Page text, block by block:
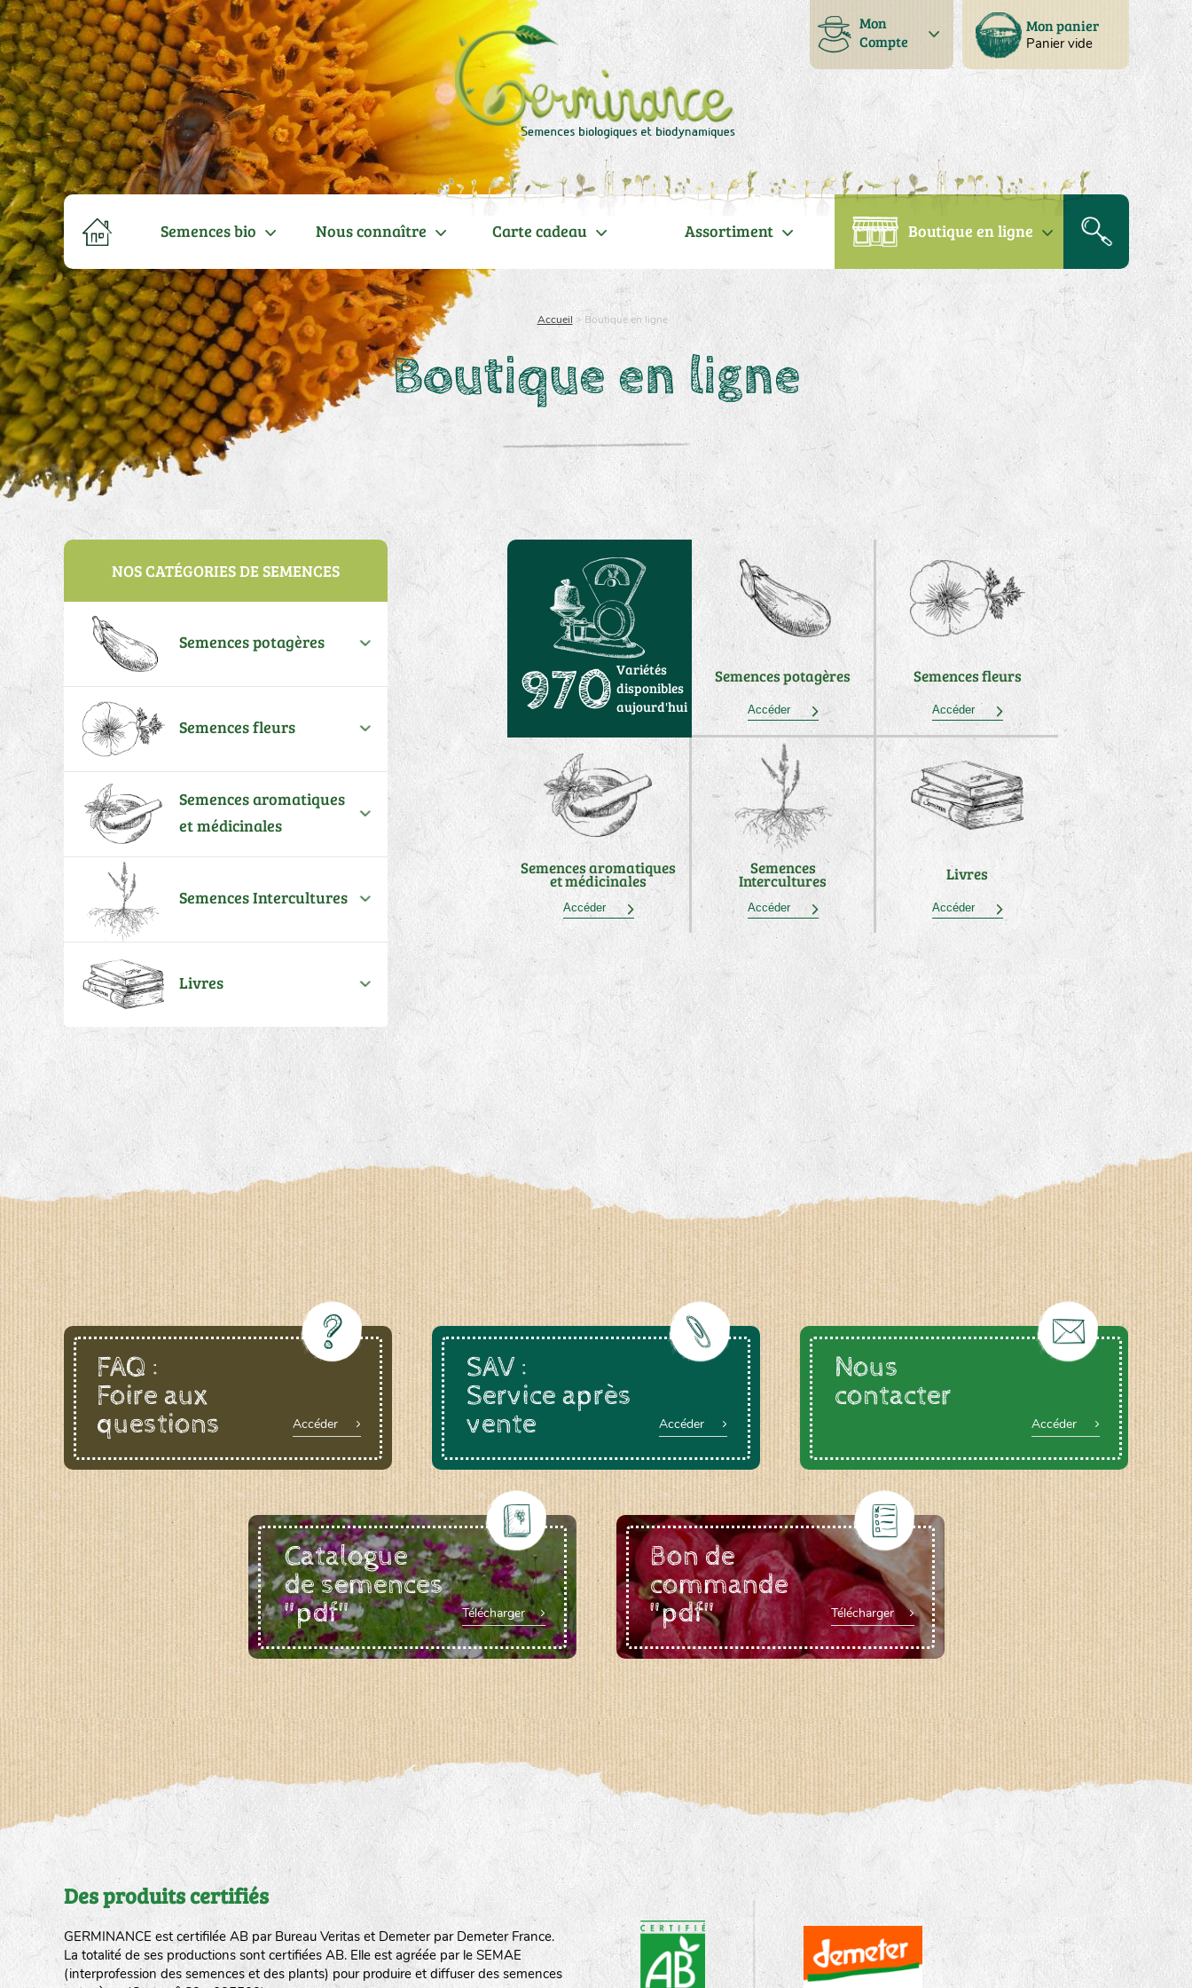
Mon panier
Panier vide
Mon
Compte
Semences bio Nous connaître Carte cadeau Assortiment Boutique en ligne
Accueil > Boutique en ligne
Boutique en ligne
NOS CATÉGORIES DE SEMENCES
Semences potagères
Semences fleurs
Semences aromatiques
et médicinales
Semences Intercultures
Livres
970 Variétés
disponibles
aujourd'hui
Semences potagères
Accéder
Semences fleurs
Accéder
Semences aromatiques
et médicinales
Accéder
Semences
Intercultures
Accéder
Livres
Accéder
FAQ :
Foire aux
questions
Accéder
SAV :
Service après
vente
Accéder
Nous
contacter
Accéder
Catalogue
de semences
"pdf"
Télécharger
Bon de
commande
"pdf"
Télécharger
Des produits certifiés
GERMINANCE est certifilée AB par Bureau Veritas et Demeter par Demeter France.
La totalité de ses productions sont certifiées AB. Elle est agréée par le SEMAE
(interprofession des semences et des plants) pour produire et diffuser des semences